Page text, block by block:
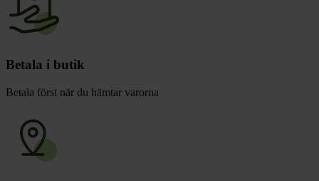
Betala i butik
Betala först när du hämtar varorna